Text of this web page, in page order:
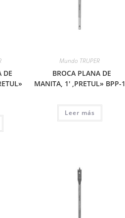
DE
Mundo TRUPER
BROCA PLANA DE
MANITA, 1′ ,PRETUL» BPP-1
Leer más